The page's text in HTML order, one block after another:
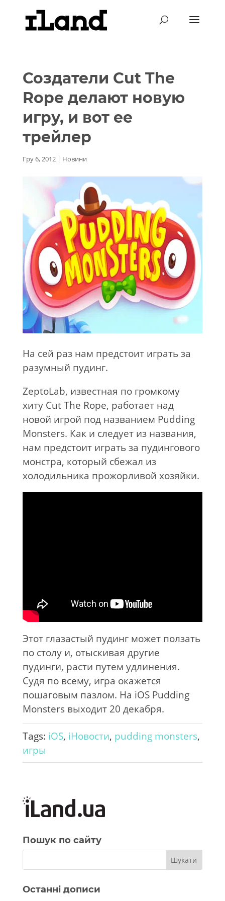
Создатели Cut The
Rope делают новую
игру, и вот ее
трейлер
Гру 6, 2012| Новини
На сей раз нам предстоит играть за
разумный пудинг.
ZeptoLab, известная по громкому
хиту Cut The Rope, работает над
новой игрой под названием Pudding
Monsters. Как и следует из названия,
нам предстоит играть за пудингового
монстра, который сбежал из
холодильника прожорливой хозяйки.
Этот глазастый пудинг может ползать
по столу и, отыскивая другие
пудинги, расти путем удлинения.
Судя по всему, игра окажется
пошаговым пазлом. На iOS Pudding
Monsters выходит 20 декабря.
Tags: iOS, iНовости, pudding monsters,
игры
Пошук по сайту
Останні дописи